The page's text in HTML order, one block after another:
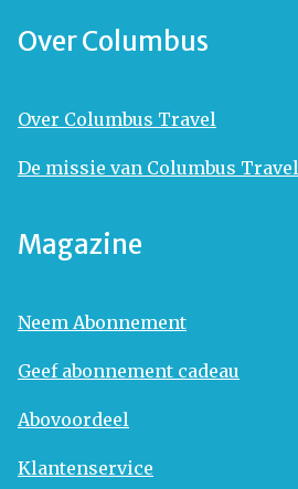
Over Columbus
Over Columbus Travel
De missie van Columbus Travel
Magazine
Neem Abonnement
Geef abonnement cadeau
Abovoordeel
Klantenservice